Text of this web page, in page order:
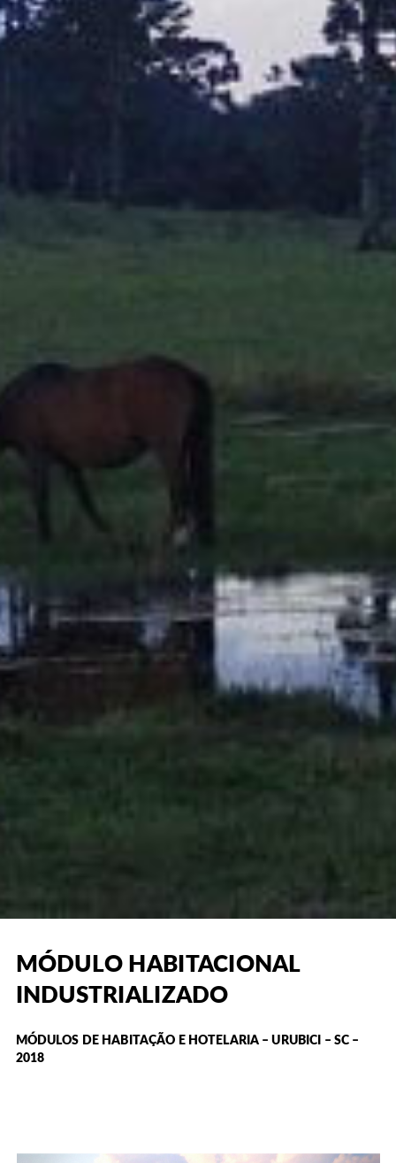
MÓDULO HABITACIONAL
INDUSTRIALIZADO
MÓDULOS DE HABITAÇÃO E HOTELARIA – URUBICI – SC –
2018